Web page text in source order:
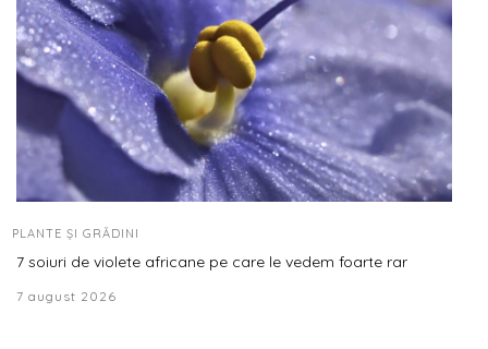
PLANTE ȘI GRĂDINI
7 soiuri de violete africane pe care le vedem foarte rar
7 august 2026